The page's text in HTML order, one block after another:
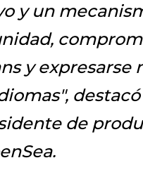
y un
y expresarse
s",
de